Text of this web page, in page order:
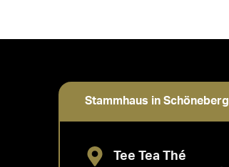
Stammhaus in Schöneberg
Tee Tea Thé